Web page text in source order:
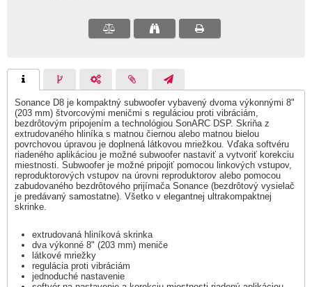
Sonance D8 je kompaktný subwoofer vybavený dvoma výkonnými 8"
(203 mm) štvorcovými meničmi s reguláciou proti vibráciám,
bezdrôtovým pripojením a technológiou SonARC DSP. Skriňa z
extrudovaného hliníka s matnou čiernou alebo matnou bielou
povrchovou úpravou je doplnená látkovou mriežkou. Vďaka softvéru
riadeného aplikáciou je možné subwoofer nastaviť a vytvoriť korekciu
miestnosti. Subwoofer je možné pripojiť pomocou linkových vstupov,
reproduktorových vstupov na úrovni reproduktorov alebo pomocou
zabudovaného bezdrôtového prijímača Sonance (bezdrôtový vysielač
je predávaný samostatne). Všetko v elegantnej ultrakompaktnej
skrinke.
extrudovaná hliníková skrinka
dva výkonné 8" (203 mm) meniče
látkové mriežky
regulácia proti vibráciám
jednoduché nastavenie